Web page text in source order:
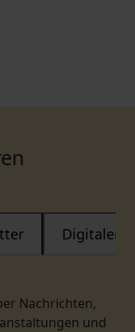
Nachrichten,
und
Digitaler